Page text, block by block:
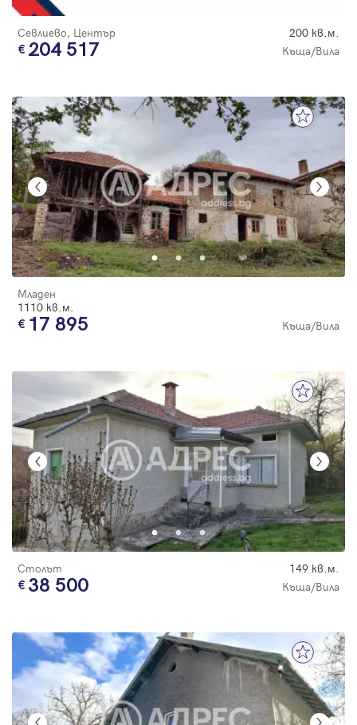
Севлиево, Център 200 кв.м.
204 517 Къща/Вила
Младен
1110 кв.м.
17 895 Къща/Вила
Столът 149 кв.м.
38 500 Къща/Вила